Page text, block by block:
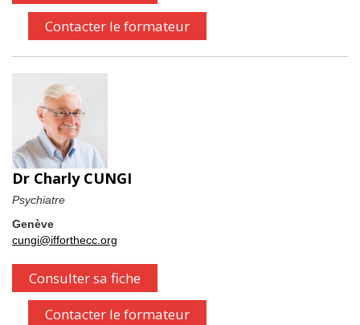
Contacter le formateur
Dr Charly CUNGI
Psychiatre
Genève
cungi@ifforthecc.org
Consulter sa fiche
Contacter le formateur